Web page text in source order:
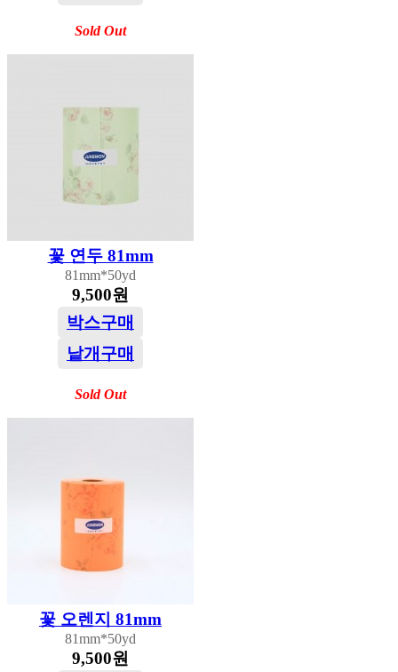
Sold Out
꽃 연두 81mm
81mm*50yd
9,500원
박스구매
낱개구매
Sold Out
꽃 오렌지 81mm
81mm*50yd
9,500원